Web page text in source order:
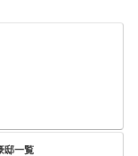
邸一覧